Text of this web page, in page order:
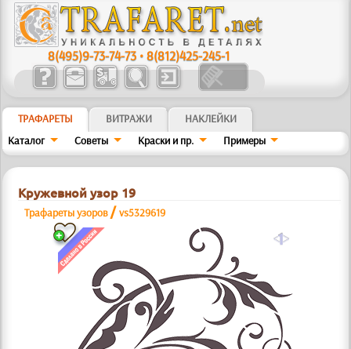
8(495)9-73-74-73 •8(812)425-245-1
ТРАФАРЕТЫ ВИТРАЖИ
НАКЛЕЙКИ
Каталог
Советы Краски и пр. Примеры
Кружевной узор 19
Трафареты узоров /vs5329619
a